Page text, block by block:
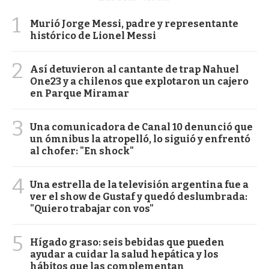
1
Murió Jorge Messi, padre y representante
histórico de Lionel Messi
2
Así detuvieron al cantante de trap Nahuel
One23 y a chilenos que explotaron un cajero
en Parque Miramar
3
Una comunicadora de Canal 10 denunció que
un ómnibus la atropelló, lo siguió y enfrentó
al chofer: "En shock"
4 Una estrella de la televisión argentina fue a
ver el show de Gustaf y quedó deslumbrada:
"Quiero trabajar con vos"
5
Hígado graso: seis bebidas que pueden
ayudar a cuidar la salud hepática y los
hábitos que las complementan